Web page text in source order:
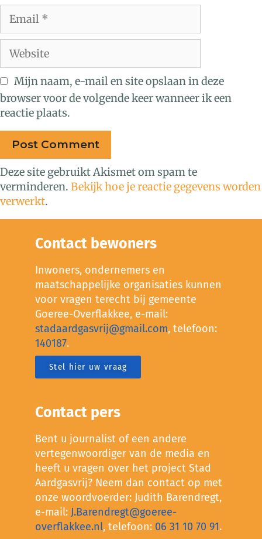
Mijn naam, e-mail en site opslaan in deze
browser voor de volgende keer wanneer ik een
reactie plaats.
Deze site gebruikt Akismet om spam te
verminderen. Bekijk hoe je reactie gegevens worden
verwerkt.
Contact bewoners
Inwoners, ondernemers en
maatschappelijke organisaties kunnen
voor vragen terecht bij gemeente
Goeree-Overflakkee, e-mail:
stadaardgasvrij@gmail.com, telefoon:
140187.
Stel hier uw vraag
Contact pers
Bent u journalist of een andere
vertegenwoordiger van de media en
heeft u vragen over het project Stad
Aardgasvrij? Neem dan contact op met
onze woordvoerder: Judith Barendregt,
e-mail: J.Barendregt@goeree-
overflakkee.nl, telefoon: 06 31 10 70 91.